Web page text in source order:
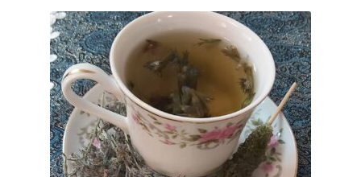
Offline page
Our office
Sample Page
style guide